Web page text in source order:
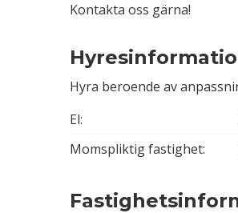
Kontakta oss gärna!
Hyra beroende av
El:
Momspliktig fastighet: